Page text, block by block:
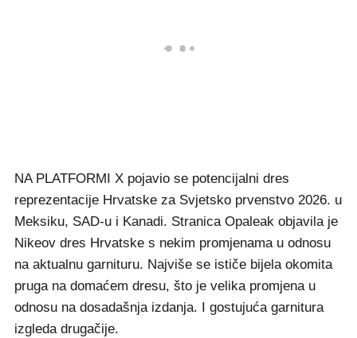
NA PLATFORMI X pojavio se potencijalni dres
reprezentacije Hrvatske za Svjetsko prvenstvo 2026. u
Meksiku, SAD-u i Kanadi. Stranica Opaleak objavila je
Nikeov dres Hrvatske s nekim promjenama u odnosu
na aktualnu garnituru. Najviše se ističe bijela okomita
pruga na domaćem dresu, što je velika promjena u
odnosu na dosadašnja izdanja. I gostujuća garnitura
izgleda drugačije.